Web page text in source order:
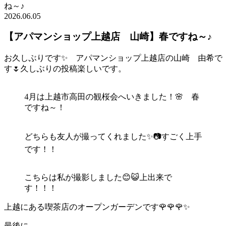
ね～♪
2026.06.05
【アパマンショップ上越店 山崎】春ですね～♪
お久しぶりです✨ アパマンショップ上越店の山崎 由希で
す🌷久しぶりの投稿楽しいです。
4月は上越市高田の観桜会へいきました！🌸 春
ですね～！
どちらも友人が撮ってくれました✨📷すごく上手
です！！
こちらは私が撮影しました😊😺上出来で
す！！！
上越にある喫茶店のオープンガーデンです🌹🌹🌹✨